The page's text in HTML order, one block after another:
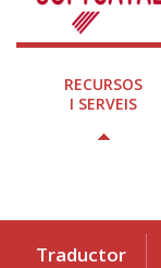
RECURSOS
I SERVEIS
Traductor